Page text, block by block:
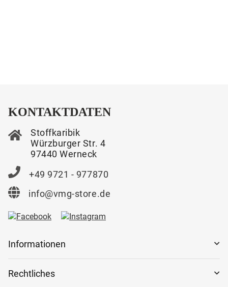
KONTAKTDATEN
Stoffkaribik
Würzburger Str. 4
97440 Werneck
+49 9721 - 977870
info@vmg-store.de
Informationen
Rechtliches